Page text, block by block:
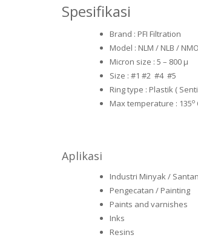
Spesifikasi
Brand : PFI Filtration
Model : NLM / NLB / NMO
Micron size : 5 – 800 µ
Size : #1 #2 #4 #5
Ring type : Plastik (
Max temperature : 135o
Aplikasi
Industri Minyak / Santan
Pengecatan / Painting
Paints and varnishes
Inks
Resins